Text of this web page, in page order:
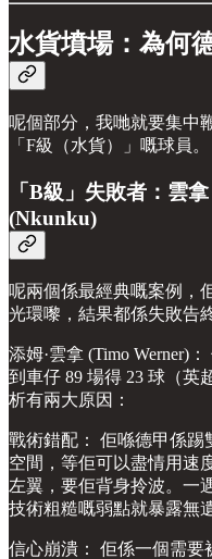
水貨墳場：為何
呢個部分，我哋就要集中
「F級（水貨）」嘅球員。
「B級」失敗者：雲
(Nkunku)
呢兩個係最經典嘅案例，
光環嚟，結果都係失敗告終
添姆·雲拿 (Timo Werner)
到車仔 89 場得 23 球（英
析有兩大原因：
戰術錯配： 佢喺德甲係踢
空間，等佢可以盡情用速
左翼，要佢背身拎波。一
技術粗糙嘅弱點就暴露無遺
信心崩潰： 佢係一個需要